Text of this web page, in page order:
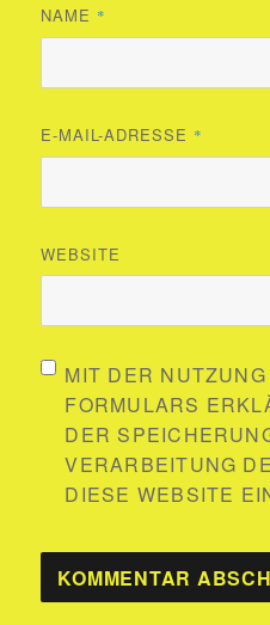
NAME *
E-MAIL-ADRESSE *
WEBSITE
MIT DER
FORMULARS
DER
VERARBEITUNG
DIESE WEBSITE